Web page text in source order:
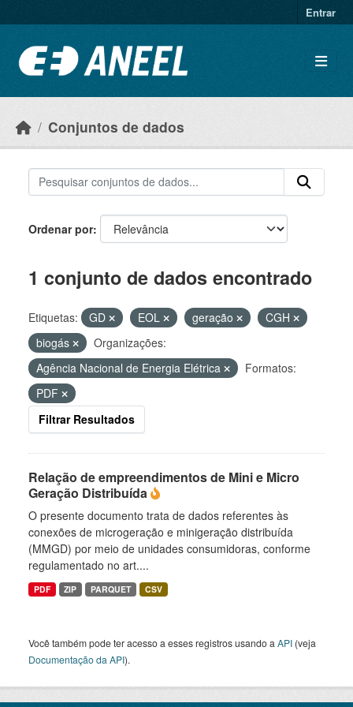
Entrar
Conjuntos de dados
Ordenar por
1 conjunto de dados encontrado
Etiquetas: GD EOL geração
CGH
biogás
Organizações:
Agência Nacional de Energia Elétrica
Formatos:
PDF
Filtrar Resultados
Relação de empreendimentos de Mini e Micro
Geração Distribuída
O presente documento trata de dados referentes às
conexões de microgeração e minigeração distribuída
(MMGD) por meio de unidades consumidoras, conforme
regulamentado no art....
PDF ZIP PARQUET CSV
Você também pode ter acesso a esses registros usando a API (veja
Documentação da API).